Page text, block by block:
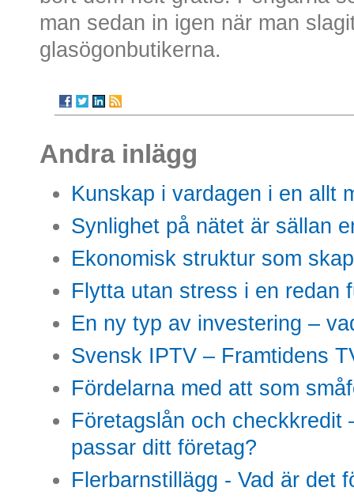
man sedan in igen när man
glasögonbutikerna.
Andra inlägg
Kunskap i vardagen i en allt
Synlighet på nätet är sällan
Ekonomisk struktur som
Flytta utan stress i en redan
En ny typ av investering –
Svensk IPTV – Framtidens
Fördelarna med att som
Företagslån och checkkredit
passar ditt företag?
Flerbarnstillägg - Vad är det